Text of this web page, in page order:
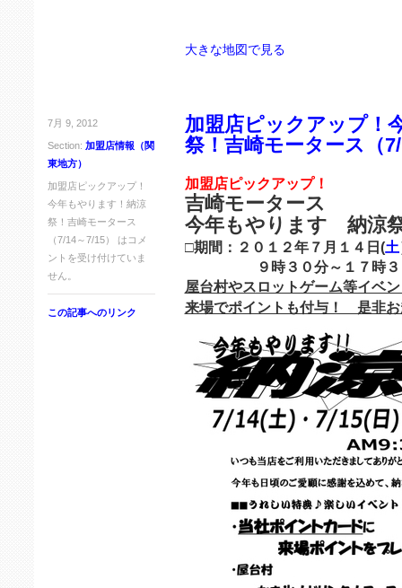
大きな地図で見る
7月 9, 2012
Section: 加盟店情報（関
東地方）
加盟店ピックアップ！
今年もやります！納涼
祭！吉崎モータース
（7/14～7/15） は コメ
ントを受け付けていま
せん。
この記事へのリンク
加盟店ピックアップ！
祭！吉崎モータース（
加盟店ピックアップ！
吉崎モータース
今年もやります 納涼
□期間：２０１２年７月１４日(土
９時３０分～１７時３
屋台村やスロットゲーム等イベ
来場でポイントも付与！ 是非お